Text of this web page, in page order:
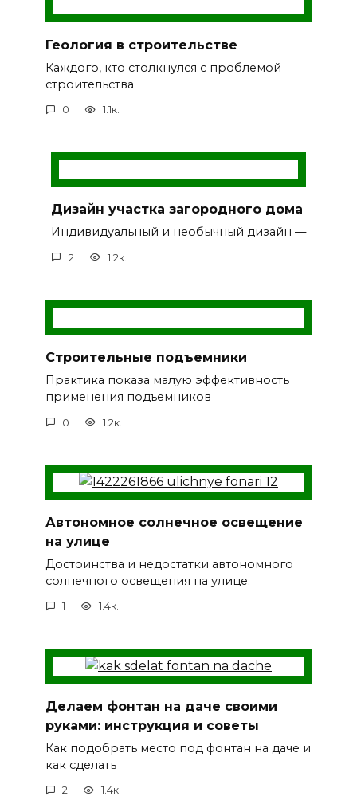
Геология в строительстве
Каждого, кто столкнулся с проблемой
строительства
0 1.1к.
Дизайн участка загородного дома
Индивидуальный и необычный дизайн —
2 1.2к.
Строительные подъемники
Практика показа малую эффективность
применения подъемников
0 1.2к.
Автономное солнечное освещение
на улице
Достоинства и недостатки автономного
солнечного освещения на улице.
1 1.4к.
Делаем фонтан на даче своими
руками: инструкция и советы
Как подобрать место под фонтан на даче и
как сделать
2 1.4к.